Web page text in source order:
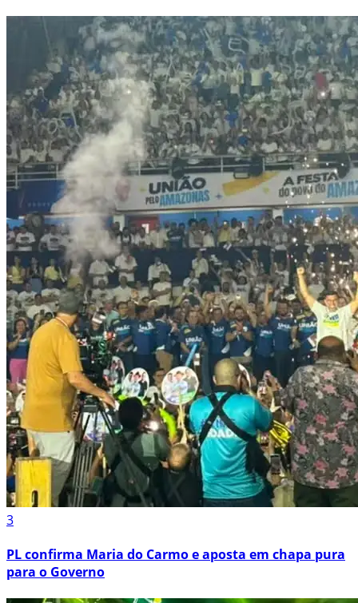
3
PL confirma Maria do Carmo e aposta em chapa pura
para o Governo